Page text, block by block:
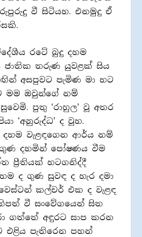
වී සිටියහ. එනමුදු ඒ
රටේ බුදු දහම
ජාතික තරුණ යුවළක් සිය
අසපුවට පැමිණ මා හට
මම ඔවුන්ගේ නම්
පුතු ‘රාහුල’ වූ අතර
‘අනුරුද්ධ’ ද වූහ.
වැළඳගෙන ආර්ය නම්
දහමින් පෝෂණය වීම
ප්‍රීතියක් හටගනිද්දී
ද ගුණ සුවඳ ද හැර දමා
කල්චර් එක ද වැළඳ
වී සංවේගයෙන් සිත
ගත්තේ අඳුරට සාප කරන
එළිය පැතිරෙන පහන්